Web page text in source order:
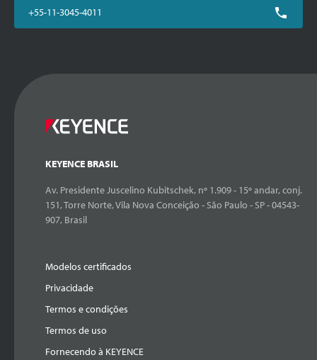
+55-11-3045-4011
KEYENCE BRASIL
Av. Presidente Juscelino Kubitschek, nº 1.909 - 15º andar, conj.
151, Torre Norte, Vila Nova Conceição - São Paulo - SP - 04543-
907, Brasil
Modelos certificados
Privacidade
Termos e condições
Termos de uso
Fornecendo à KEYENCE